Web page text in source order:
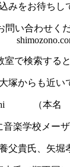
みをお待ちし
問い合わせく
室で検索する
大塚からも近い
（本名
楽学校メー
父貴氏、矢堀